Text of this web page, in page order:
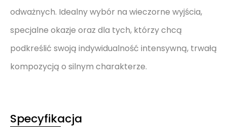
odważnych. Idealny wybór na wieczorne wyjścia,
specjalne okazje oraz dla tych, którzy chcą
podkreślić swoją indywidualność intensywną, trwałą
kompozycją o silnym charakterze.
Specyfikacja